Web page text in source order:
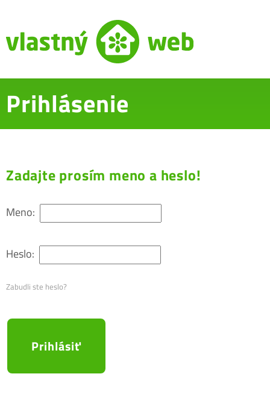
Prihlásenie
Zadajte prosím meno a heslo!
Meno:
Heslo:
Zabudli ste heslo?